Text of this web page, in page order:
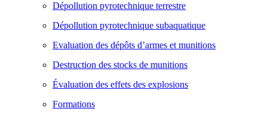
Dépollution pyrotechnique terrestre
Dépollution pyrotechnique subaquatique
Evaluation des dépôts d’armes et munitions
Destruction des stocks de munitions
Évaluation des effets des explosions
Formations